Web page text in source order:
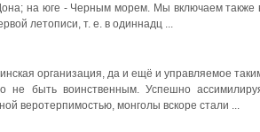
на юге - Черным морем. Мы включаем также
летописи, т. е. в одиннадц ...
организация, да и ещё и управляемое
не быть воинственным. Успешно
веротерпимостью, монголы вскоре стали ...